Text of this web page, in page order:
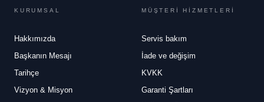
KURUMSAL
Hakkımızda
Başkanın Mesajı
Tarihçe
Vizyon & Misyon
MÜŞTERİ HİZMETLERİ
Servis bakım
İade ve değişim
KVKK
Garanti Şartları